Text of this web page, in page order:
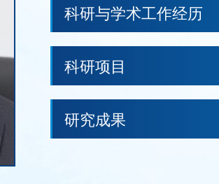
科研与学术工作经历
科研项目
研究成果